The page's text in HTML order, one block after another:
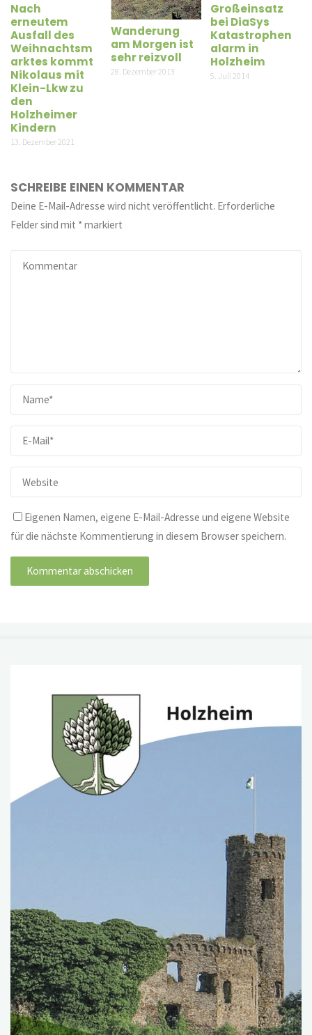
Nach
erneutem
Ausfall des
Weihnachtsm
arktes kommt
Nikolaus mit
Klein-Lkw zu
den
Holzheimer
Kindern
13. Dezember 2021
Wanderung
am Morgen ist
sehr reizvoll
28. Dezember 2013
Großeinsatz
bei DiaSys
Katastrophen
alarm in
Holzheim
5. Juli 2014
SCHREIBE EINEN KOMMENTAR
Deine E-Mail-Adresse wird nicht veröffentlicht. Erforderliche
Felder sind mit *markiert
Eigenen Namen, eigene E-Mail-Adresse und eigene Website
für die nächste Kommentierung in diesem Browser speichern.